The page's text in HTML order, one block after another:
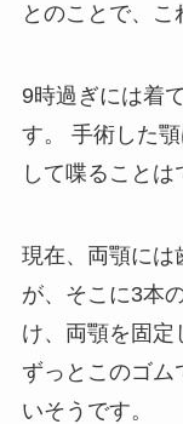
とのことで、こ
9時過ぎには着
す。 手術した
して喋ることは
現在、両顎には
が、そこに3本
け、両顎を固定
ずっとこのゴム
いそうです。